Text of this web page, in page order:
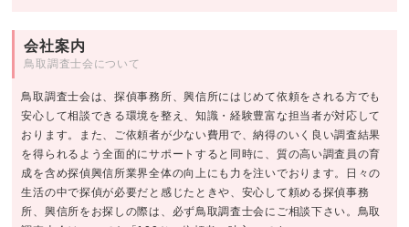
会社案内
鳥取調査士会について
鳥取調査士会は、探偵事務所、興信所にはじめて依頼をされる方でも
安心して相談できる環境を整え、知識・経験豊富な担当者が対応して
おります。また、ご依頼者が少ない費用で、納得のいく良い調査結果
を得られるよう全面的にサポートすると同時に、質の高い調査員の育
成を含め探偵興信所業界全体の向上にも力を注いでおります。日々の
生活の中で探偵が必要だと感じたときや、安心して頼める探偵事務
所、興信所をお探しの際は、必ず鳥取調査士会にご相談下さい。鳥取